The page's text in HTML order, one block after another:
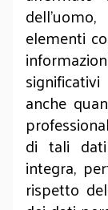
elementi
anche
di tali
integra,
rispetto